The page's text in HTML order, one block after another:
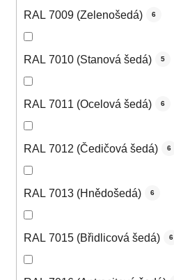
RAL 7009 (Zelenošedá) 6
RAL 7010 (Stanová šedá) 5
RAL 7011 (Ocelová šedá) 6
RAL 7012 (Čedičová šedá) 6
RAL 7013 (Hnědošedá) 6
RAL 7015 (Břidlicová šedá) 6